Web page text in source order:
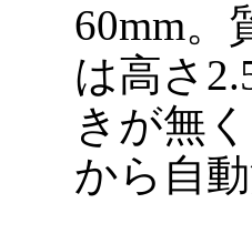
60mm。
は高さ
きが無
から自